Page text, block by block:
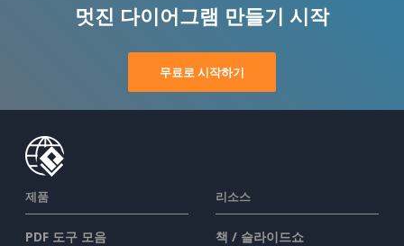
멋진 다이어그램 만들기 시작
무료로 시작하기
제품
PDF 도구 모음
리소스
책 / 슬라이드쇼